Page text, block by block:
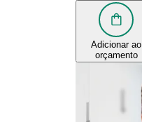
Adicionar ao
orçamento